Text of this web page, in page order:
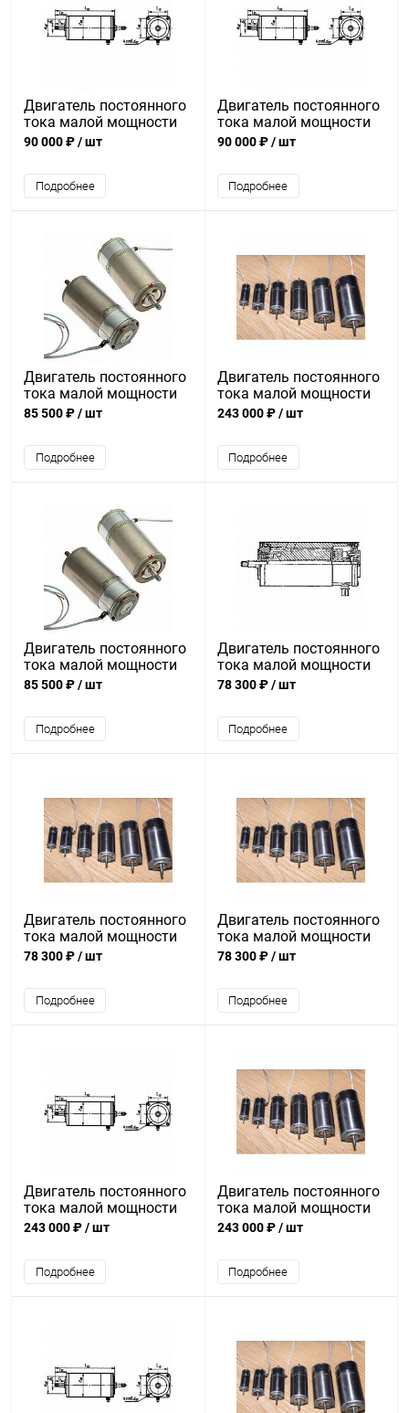
Двигатель постоянного
тока малой мощности
ДПР-62-Ф4-02
90 000 ₽/ шт
Подробнее
Двигатель постоянного
тока малой мощности
ДПР-62-Н4-02
90 000 ₽/ шт
Подробнее
Двигатель постоянного
тока малой мощности
ДПР-52-Н2-03
85 500 ₽/ шт
Подробнее
Двигатель постоянного
тока малой мощности
ДПР-72-Ф7-01
243 000 ₽/ шт
Подробнее
Двигатель постоянного
тока малой мощности
ДПР-52-Н2-07
85 500 ₽/ шт
Подробнее
Двигатель постоянного
тока малой мощности
ДПР-42-Н2-01
78 300 ₽/ шт
Подробнее
Двигатель постоянного
тока малой мощности
ДПР-42-Ф1-07А
78 300 ₽/ шт
Подробнее
Двигатель постоянного
тока малой мощности
ДПР-32-Ф1-08
78 300 ₽/ шт
Подробнее
Двигатель постоянного
тока малой мощности
ДПР-72-Ф8-01
243 000 ₽/ шт
Подробнее
Двигатель постоянного
тока малой мощности
ДПР-72-Н1-03
243 000 ₽/ шт
Подробнее